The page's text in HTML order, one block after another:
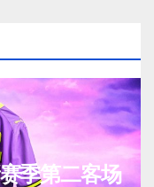
季第二客场